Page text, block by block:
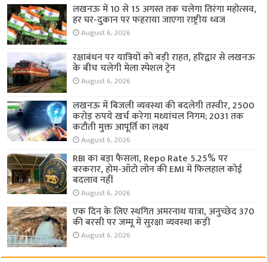
लखनऊ में 10 से 15 अगस्त तक चलेगा तिरंगा महोत्सव,
हर घर-दुकान पर फहराया जाएगा राष्ट्रीय ध्वज
August 6, 2026
रक्षाबंधन पर यात्रियों को बड़ी राहत, हरिद्वार से लखनऊ
के बीच चलेगी मेला स्पेशल ट्रेन
August 6, 2026
लखनऊ में बिजली व्यवस्था की बदलेगी तस्वीर, 2500
करोड़ रुपये खर्च करेगा मध्यांचल निगम; 2031 तक
कटौती मुक्त आपूर्ति का लक्ष्य
August 6, 2026
RBI का बड़ा फैसला, Repo Rate 5.25% पर
बरकरार, होम-ऑटो लोन की EMI में फिलहाल कोई
बदलाव नहीं
August 6, 2026
एक दिन के लिए स्थगित अमरनाथ यात्रा, अनुच्छेद 370
की बरसी पर जम्मू में सुरक्षा व्यवस्था कड़ी
August 6, 2026